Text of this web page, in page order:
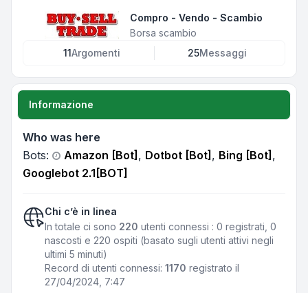
Compro - Vendo - Scambio
Borsa scambio
11Argomenti 25Messaggi
Informazione
Who was here
Bots:
Amazon [Bot] , Dotbot [Bot] , Bing [Bot] ,
Googlebot 2.1[BOT]
Chi c’è in linea
In totale ci sono 220 utenti connessi : 0 registrati, 0
nascosti e 220 ospiti (basato sugli utenti attivi negli
ultimi 5 minuti)
Record di utenti connessi: 1170 registrato il
27/04/2024, 7:47